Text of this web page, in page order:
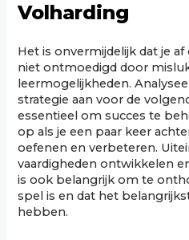
Volharding
Het is onvermijdelijk dat je
niet ontmoedigd door
leermogelijkheden.
strategie aan voor de
essentieel om succes te
op als je een paar keer
oefenen en verbeteren.
vaardigheden ontwikkelen
is ook belangrijk om te
spel is en dat het
hebben.